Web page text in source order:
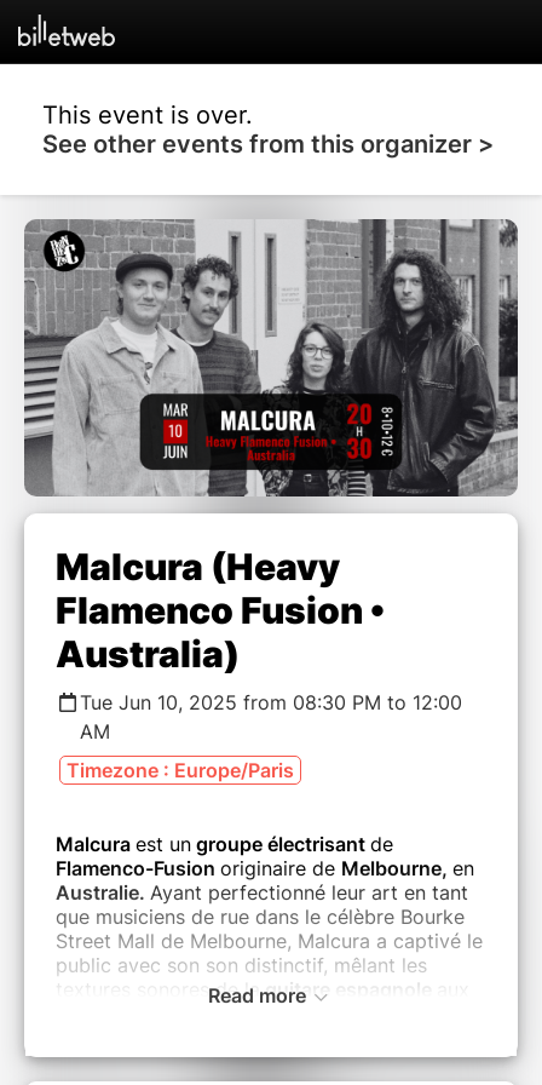
This event is over.
See other events from this organizer >
Malcura (Heavy
Flamenco Fusion •
Australia)
Tue Jun 10, 2025 from 08:30 PM to 12:00
AM
Timezone : Europe/Paris
Malcura est un groupe électrisant de
Flamenco-Fusion originaire de Melbourne, en
Australie. Ayant perfectionné leur art en tant
que musiciens de rue dans le célèbre Bourke
Street Mall de Melbourne, Malcura a captivé le
public avec son son distinctif, mêlant les
textures sonores de la guitare espagnole
Le groupe est composé deJosh Voceet
Read more